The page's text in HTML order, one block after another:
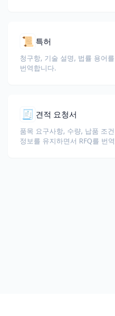
📜 특허
청구항, 기술 설명, 법률 용어
번역합니다.
🧾 견적 요청서
품목 요구사항, 수량, 납품 조
정보를 유지하면서 RFQ를 번